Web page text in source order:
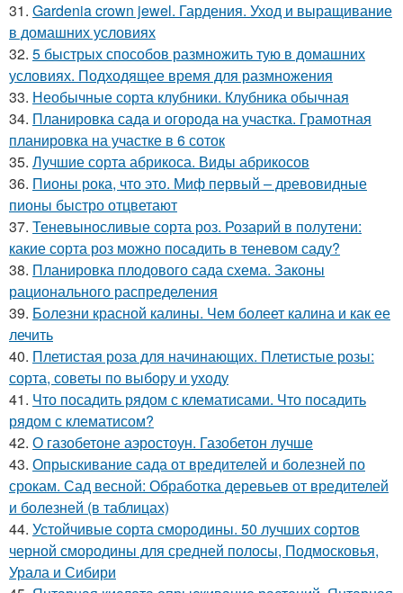
31. Gardenia crown jewel. Гардения. Уход и выращивание
в домашних условиях
32. 5 быстрых способов размножить тую в домашних
условиях. Подходящее время для размножения
33. Необычные сорта клубники. Клубника обычная
34. Планировка сада и огорода на участка. Грамотная
планировка на участке в 6 соток
35. Лучшие сорта абрикоса. Виды абрикосов
36. Пионы рока, что это. Миф первый – древовидные
пионы быстро отцветают
37. Теневыносливые сорта роз. Розарий в полутени:
какие сорта роз можно посадить в теневом саду?
38. Планировка плодового сада схема. Законы
рационального распределения
39. Болезни красной калины. Чем болеет калина и как ее
лечить
40. Плетистая роза для начинающих. Плетистые розы:
сорта, советы по выбору и уходу
41. Что посадить рядом с клематисами. Что посадить
рядом с клематисом?
42. О газобетоне аэростоун. Газобетон лучше
43. Опрыскивание сада от вредителей и болезней по
срокам. Сад весной: Обработка деревьев от вредителей
и болезней (в таблицах)
44. Устойчивые сорта смородины. 50 лучших сортов
черной смородины для средней полосы, Подмосковья,
Урала и Сибири